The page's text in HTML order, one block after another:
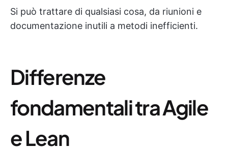
Si può trattare di qualsiasi cosa, da riunioni e
documentazione inutili a metodi inefficienti.
Differenze
fondamentali tra Agile
e Lean